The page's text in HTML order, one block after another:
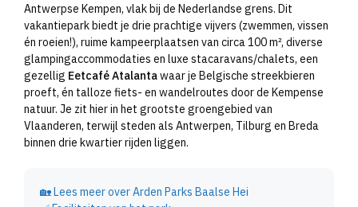
Antwerpse Kempen, vlak bij de Nederlandse grens. Dit
vakantiepark biedt je drie prachtige vijvers (zwemmen, vissen
én roeien!), ruime kampeerplaatsen van circa 100 m², diverse
glampingaccommodaties en luxe stacaravans/chalets, een
gezellig Eetcafé Atalantawaar je Belgische streekbieren
proeft, én talloze fiets- en wandelroutes door de Kempense
natuur. Je zit hier in het grootste groengebied van
Vlaanderen, terwijl steden als Antwerpen, Tilburg en Breda
binnen drie kwartier rijden liggen.
🏡Lees meer over Arden Parks Baalse Hei